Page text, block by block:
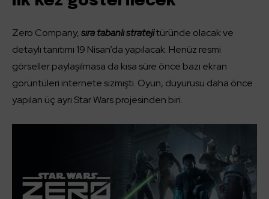
Zero Company,sıra tabanlı stratejitüründe olacak ve
detaylı tanıtımı 19 Nisan’da yapılacak. Henüz resmi
görseller paylaşılmasa da kısa süre önce bazı ekran
görüntüleri internete sızmıştı. Oyun, duyurusu daha önce
yapılan üç ayrı Star Wars projesinden biri.